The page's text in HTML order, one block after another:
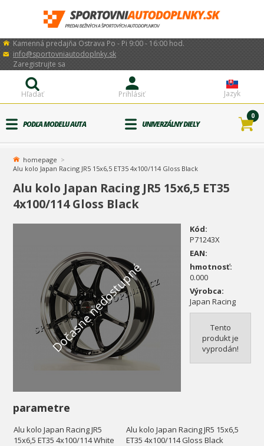
Kamenná predajňa Ostrava Po - Pi 9:00 - 16:00 hod.
info@sportovniautodoplnky.sk
Jazyk
Prihlásiť
Zaregistrujte sa
Hľadať
PODĽA MODELU AUTA UNIVERZÁLNY DIELY
0
homepage
Alu kolo Japan Racing JR5 15x6,5 ET35 4x100/114 Gloss Black
Alu kolo Japan Racing JR5 15x6,5 ET35
4x100/114 Gloss Black
Dočasne nedostupné
Kód:
P71243X
EAN:
hmotnosť:
0.000
Výrobca:
Japan Racing
Tento
produkt je
vyprodán!
parametre
Alu kolo Japan Racing JR5
15x6,5 ET35 4x100/114 White
Alu kolo Japan Racing JR5 15x6,5
ET35 4x100/114 Gloss Black